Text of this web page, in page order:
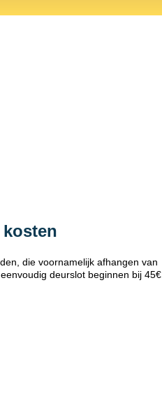
die voornamelijk afhangen van
deurslot beginnen bij 45€.